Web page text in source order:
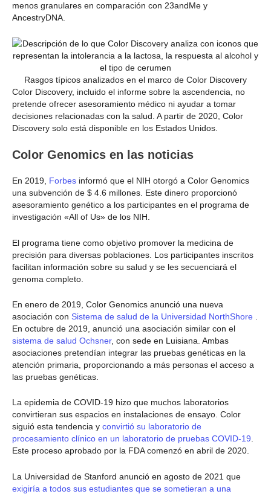
menos granulares en comparación con 23andMe y
AncestryDNA.
Rasgos típicos analizados en el marco de Color Discovery
Color Discovery, incluido el informe sobre la ascendencia, no
pretende ofrecer asesoramiento médico ni ayudar a tomar
decisiones relacionadas con la salud. A partir de 2020, Color
Discovery solo está disponible en los Estados Unidos.
Color Genomics en las noticias
En 2019, Forbes informó que el NIH otorgó a Color Genomics
una subvención de $ 4.6 millones. Este dinero proporcionó
asesoramiento genético a los participantes en el programa de
investigación «All of Us» de los NIH.
El programa tiene como objetivo promover la medicina de
precisión para diversas poblaciones. Los participantes inscritos
facilitan información sobre su salud y se les secuenciará el
genoma completo.
En enero de 2019, Color Genomics anunció una nueva
asociación con Sistema de salud de la Universidad NorthShore
En octubre de 2019, anunció una asociación similar con el
sistema de salud Ochsner, con sede en Luisiana. Ambas
asociaciones pretendían integrar las pruebas genéticas en la
atención primaria, proporcionando a más personas el acceso a
las pruebas genéticas.
La epidemia de COVID-19 hizo que muchos laboratorios
convirtieran sus espacios en instalaciones de ensayo. Color
siguió esta tendencia y convirtió su laboratorio de
procesamiento clínico en un laboratorio de pruebas COVID-19.
Este proceso aprobado por la FDA comenzó en abril de 2020.
La Universidad de Stanford anunció en agosto de 2021 que
exigiría a todos sus estudiantes que se sometieran a una